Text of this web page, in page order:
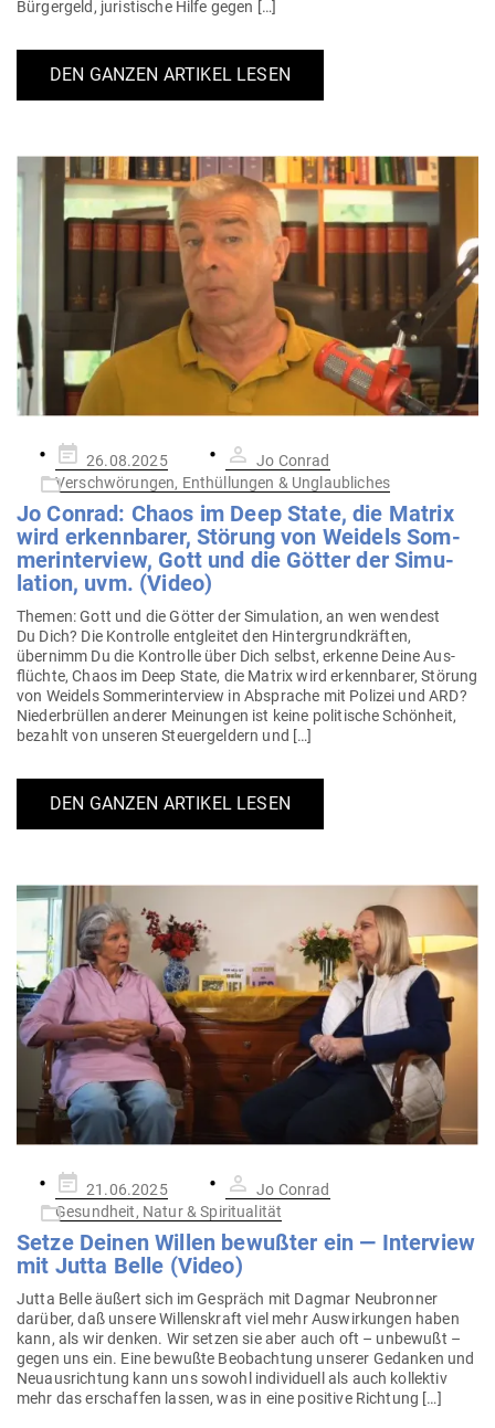
Bür­gergeld, juris­tische Hilfe gegen […]
DEN GANZEN ARTIKEL LESEN
Gepostet
am
26.08.2025
Jo Conrad
Verschwörungen, Enthüllungen & Unglaubliches
Jo Conrad: Chaos im Deep State, die Matrix
wird erkenn­barer, Störung von Weidels Som­
mer­in­terview, Gott und die Götter der Simu­
lation, uvm. (Video)
Themen: Gott und die Götter der Simu­lation, an wen wendest
Du Dich? Die Kon­trolle ent­gleitet den Hin­ter­grund­kräften,
übernimm Du die Kon­trolle über Dich selbst, erkenne Deine Aus­
flüchte, Chaos im Deep State, die Matrix wird erkenn­barer, Störung
von Weidels Som­mer­in­terview in Absprache mit Polizei und ARD?
Nie­der­brüllen anderer Mei­nungen ist keine poli­tische Schönheit,
bezahlt von unseren Steu­er­geldern und […]
DEN GANZEN ARTIKEL LESEN
Gepostet
am
21.06.2025
Jo Conrad
Gesundheit, Natur & Spiritualität
Setze Deinen Willen bewußter ein — Interview
mit Jutta Belle (Video)
Jutta Belle äußert sich im Gespräch mit Dagmar Neu­bronner
darüber, daß unsere Wil­lens­kraft viel mehr Aus­wir­kungen haben
kann, als wir denken. Wir setzen sie aber auch oft – unbewußt –
gegen uns ein. Eine bewußte Beob­achtung unserer Gedanken und
Neu­aus­richtung kann uns sowohl indi­vi­duell als auch kol­lektiv
mehr das erschaffen lassen, was in eine positive Richtung […]